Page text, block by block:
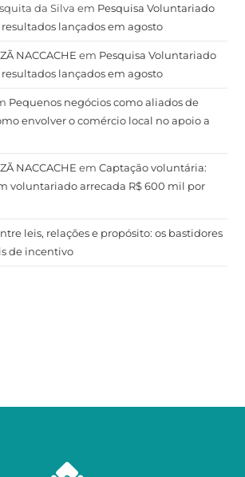
da Silva em Pesquisa Voluntariado
resultados lançados em agosto
NACCACHE em Pesquisa Voluntariado
resultados lançados em agosto
Pequenos negócios como aliados de
envolver o comércio local no apoio a
NACCACHE emCaptação voluntária:
voluntariado arrecada R$ 600 mil por
leis, relações e propósito: os bastidores
de incentivo